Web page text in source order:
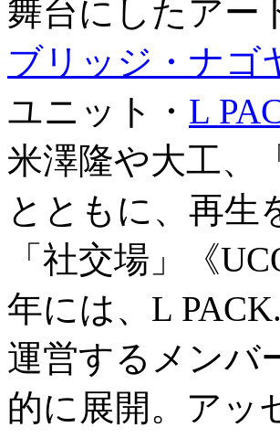
舞台にしたアー
ブリッジ・ナゴ
ユニット・ L
米澤隆や大工、
とともに、再生
「社交場」《
年には、L
運営するメンバ
的に展開。アッ